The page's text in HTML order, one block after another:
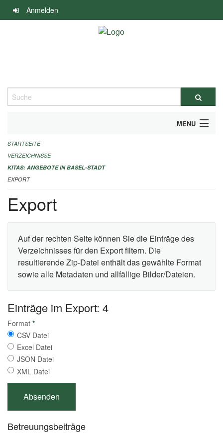
Navigation
überspringen
Anmelden
Suche
MENU
ALLGEMEINE INFORMATIONEN
IMPRESSUM
STARTSEITE
VERZEICHNISSE
KITAS: ANGEBOTE IN BASEL-STADT
EXPORT
Export
Auf der rechten Seite können Sie die Einträge des
Verzeichnisses für den Export filtern. Die
resultierende Zip-Datei enthält das gewählte Format
sowie alle Metadaten und allfällige Bilder/Dateien.
Einträge im Export: 4
Format *
CSV Datei
Excel Datei
JSON Datei
XML Datei
Betreuungsbeiträge